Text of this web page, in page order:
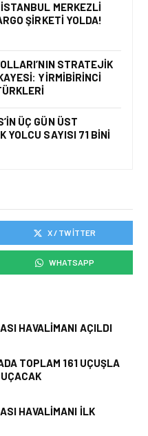
YIRMIBIRINCI
GÖKTÜRKLERI
• 06 AĞU 2026
• 05 AĞU 2026
MALIYETLERINDEKI
46’LIK ARTIŞA
HANGI ÖNLEMLER
İSTANBUL MERKEZLI
ŞIRKETI YOLDA!
STRATEJIK
YIRMIBIRINCI
ÜÇ GÜN ÜST
YOLCU SAYISI 71 BINI
X / TWITTER
WHATSAPP
HAVALIMANI AÇILDI
TOPLAM 161 UÇUŞLA
HAVALIMANI İLK